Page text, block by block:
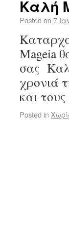
Καλή
Posted on 7
Mageia
σας
χρονιά
και
Posted in